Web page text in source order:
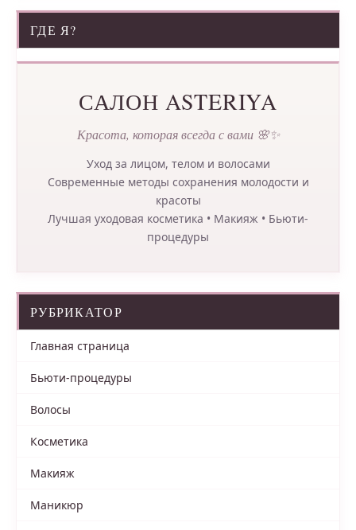
ГДЕ Я?
САЛОН ASTERIYA
Красота, которая всегда с вами 🌸✨
Уход за лицом, телом и волосами
Современные методы сохранения молодости и
красоты
Лучшая уходовая косметика • Макияж • Бьюти-
процедуры
РУБРИКАТОР
Главная страница
Бьюти-процедуры
Волосы
Косметика
Макияж
Маникюр